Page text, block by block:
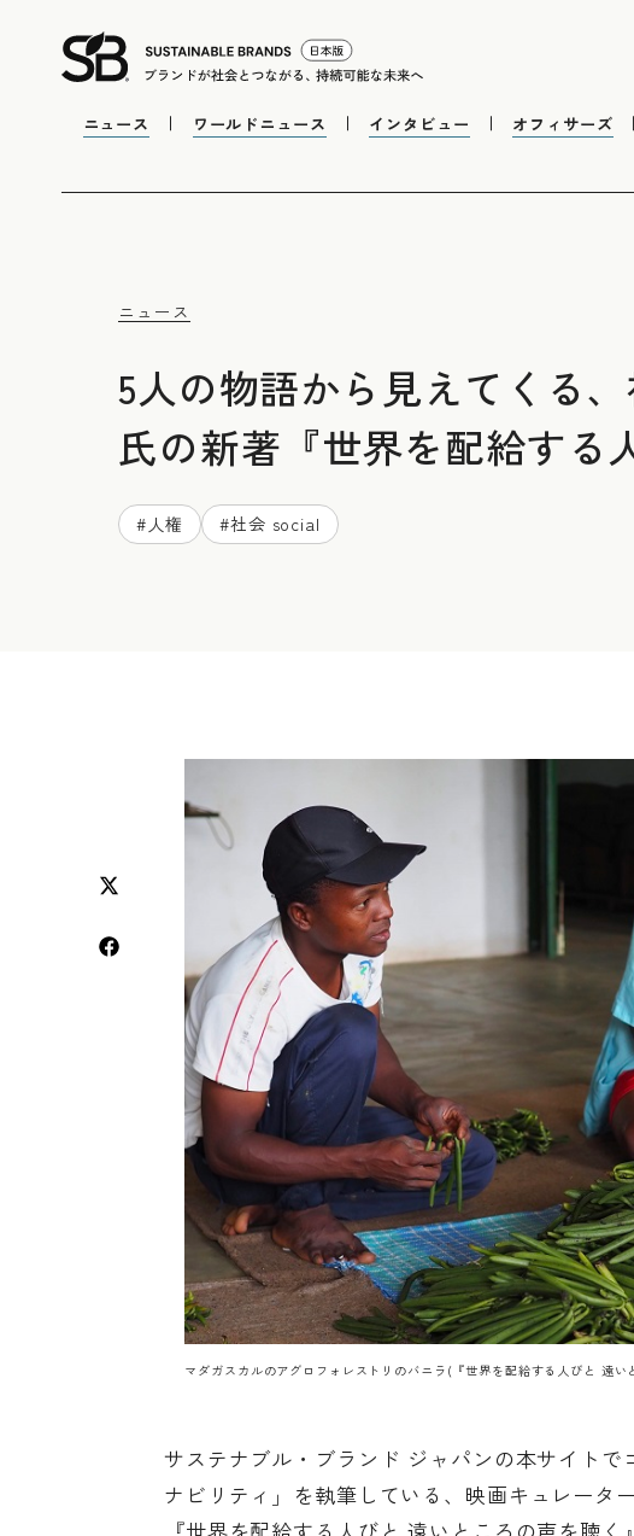
ニュース ワールドニュース インタビュー オフィサーズ
ニュース
5人の物語から見えてくる
氏の新著『世界を配給する
#人権 #社会 social
マダガスカルのアグロフォレストリのバニラ(『世界を配給する人びと 遠い
サステナブル・ブランド ジャパンの本サイトで
ナビリティ」 を執筆している、映画キュレータ